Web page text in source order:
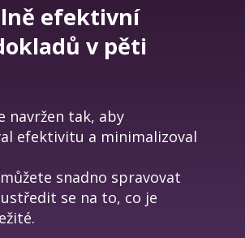
efektivní
v pěti
navržen tak, aby
efektivitu a minimalizoval
snadno spravovat
se na to, co je